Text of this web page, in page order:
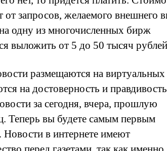
от запросов, желаемого внешнего
одну из многочисленных бирж
выложить от 5 до 50 тысяч
размещаются на виртуальных
на достоверность и
за сегодня, вчера, прошлую
Теперь вы будете самым первым
Новости в интернете имеют